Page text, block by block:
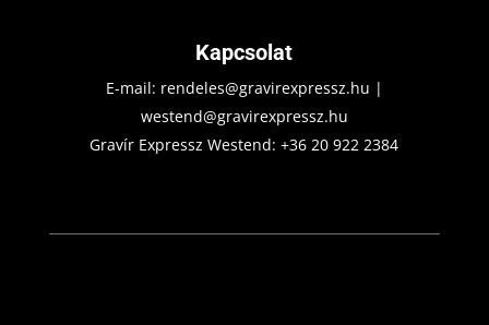
Kapcsolat
E-mail: rendeles@gravirexpressz.hu |
westend@gravirexpressz.hu
Gravír Expressz Westend:+36 20 922 2384